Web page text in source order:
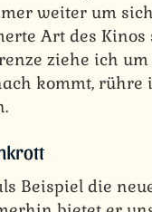
weiter um
Art des Kinos
ziehe ich
kommt,
Beispiel die